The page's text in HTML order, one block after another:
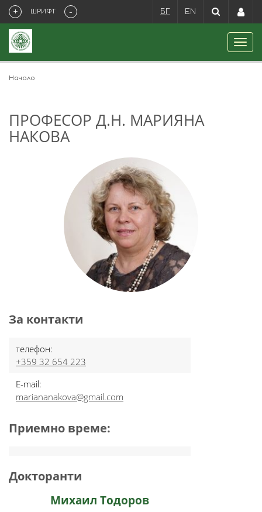
+ ШРИФТ - БГ EN
Начало
ПРОФЕСОР Д.Н. МАРИЯНА
НАКОВА
За контакти
телефон:
+359 32 654 223
E-mail:
mariananakova@gmail.com
Приемно време:
Докторанти
Михаил Тодоров